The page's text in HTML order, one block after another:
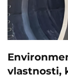
vlastnosti,